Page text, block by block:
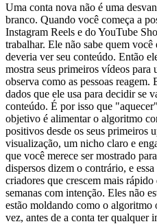
Uma conta nova não é uma
branco. Quando você começa a
Instagram Reels e do YouTube
trabalhar. Ele não sabe quem
deveria ver seu conteúdo. Então
mostra seus primeiros vídeos
observa como as pessoas reagem.
dados que ele usa para decidir se
conteúdo. É por isso que
objetivo é alimentar o algoritmo
positivos desde os seus primeiros
visualização, um nicho claro e
que você merece ser mostrado
dispersos dizem o contrário, e
criadores que crescem mais
semanas com intenção. Eles não
estão moldando como o algoritmo
vez, antes de a conta ter qualquer